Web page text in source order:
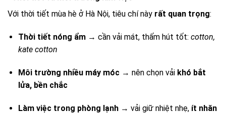
Với thời tiết mùa hè ở Hà Nội, tiêu chí này rất quan trọng:
Thời tiết nóng ẩm→ cần vải mát, thấm hút tốt: cotton,
kate cotton
Môi trường nhiều máy móc→ nên chọn vải khó bắt
lửa, bền chắc
Làm việc trong phòng lạnh→ vải giữ nhiệt nhẹ, ít nhăn